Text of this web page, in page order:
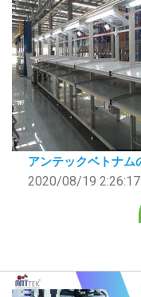
アンテックベトナム
2020/08/19